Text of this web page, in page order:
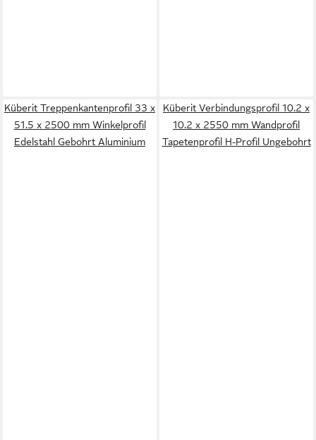
Küberit Treppenkantenprofil 33 x
51.5 x 2500 mm Winkelprofil
Edelstahl Gebohrt Aluminium
Küberit Verbindungsprofil 10.2 x
10.2 x 2550 mm Wandprofil
Tapetenprofil H-Profil Ungebohrt